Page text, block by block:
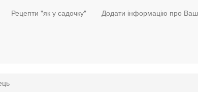
Рецепти "як у садочку" Додати інформацію про